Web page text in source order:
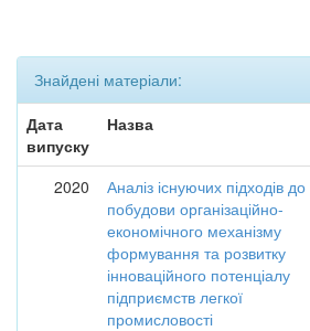
Знайдені матеріали:
Дата
випуску
Назва
2020
Аналіз існуючих підходів до
побудови організаційно-
економічного механізму
формування та розвитку
інноваційного потенціалу
підприємств легкої
промисловості